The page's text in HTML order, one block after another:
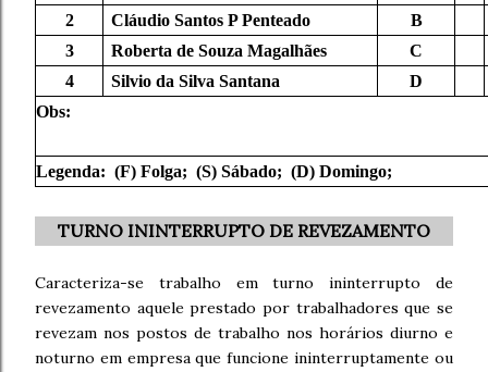
2
Cláudio Santos P Penteado
B
3
Roberta de Souza Magalhães
C
4
Silvio da Silva Santana
D
Obs:
Legenda: (F) Folga; (S) Sábado; (D) Domingo;
TURNO ININTERRUPTO DE REVEZAMENTO
Caracteriza-se trabalho em turno ininterrupto de
revezamento aquele prestado por trabalhadores que se
revezam nos postos de trabalho nos horários diurno e
noturno em empresa que funcione ininterruptamente ou